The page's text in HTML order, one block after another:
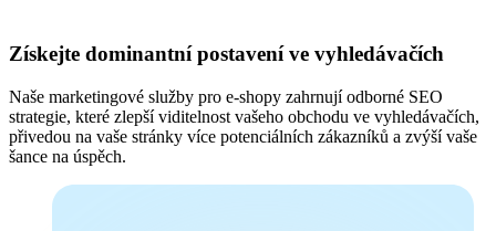
Získejte dominantní postavení ve vyhledávačích
Naše marketingové služby pro e-shopy zahrnují odborné SEO
strategie, které zlepší viditelnost vašeho obchodu ve vyhledávačích,
přivedou na vaše stránky více potenciálních zákazníků a zvýší vaše
šance na úspěch.